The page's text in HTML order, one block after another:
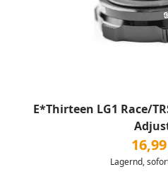
E*Thirteen LG1 Race/
Lagernd,